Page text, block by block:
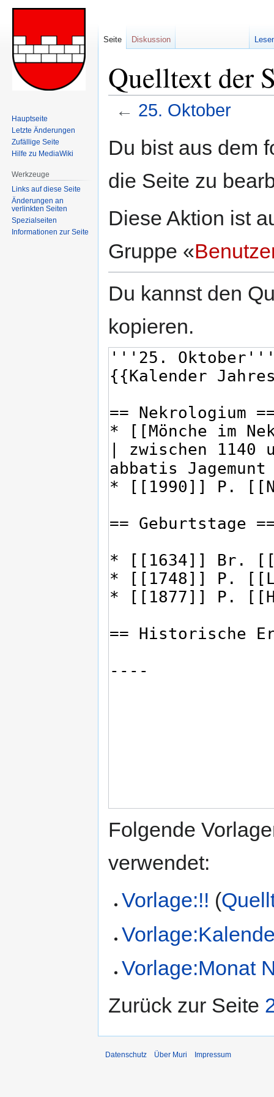
Quelltext der
← 25. Oktober
Navigation
Suche
Du bist aus dem
die Seite zu
Diese Aktion ist
Gruppe «
Du kannst den
kopieren.
Folgende
verwendet:
Vorlage:!! (
Vorlage:Monat
Zurück zur Seite
Seite Diskussion
Hauptseite
Letzte Änderungen
Zufällige Seite
Hilfe zu MediaWiki
Werkzeuge
Links auf diese Seite
Änderungen an
verlinkten Seiten
Spezialseiten
Informationen zur Seite
Datenschutz Über Muri Impressum